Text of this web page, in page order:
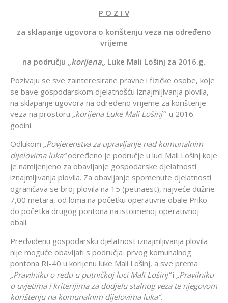
P O Z I V
za sklapanje ugovora o korištenju veza na određeno
vrijeme
na području „korijena„ Luke Mali Lošinj za 2016.g.
Pozivaju se sve zainteresirane pravne i fizičke osobe, koje
se bave gospodarskom djelatnošću iznajmljivanja plovila,
na sklapanje ugovora na određeno vrijeme za korištenje
veza na prostoru „korijena Luke Mali Lošinj“u 2016.
godini.
Odlukom „Povjerenstva za upravljanje nad komunalnim
dijelovima luka“određeno je područje u luci Mali Lošinj koje
je namijenjeno za obavljanje gospodarske djelatnosti
iznajmljivanja plovila. Za obavljanje spomenute djelatnosti
ograničava se broj plovila na 15 (petnaest), najveće dužine
7,00 metara, od loma na početku operativne obale Priko
do početka drugog pontona na istoimenoj operativnoj
obali.
Predviđenu gospodarsku djelatnost iznajmljivanja plovila
nije moguće obavljati s područja prvog komunalnog
pontona RI-40 u korijenu luke Mali Lošinj, a sve prema
„Pravilniku o redu u putničkoj luci Mali Lošinj“i „Pravilniku
o uvjetima i kriterijima za dodjelu stalnog veza te njegovom
korištenju na komunalnim dijelovima luka“.